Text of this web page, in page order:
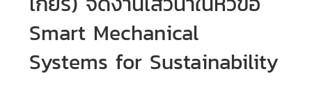
Smart Mechanical
Systems for Sustainability